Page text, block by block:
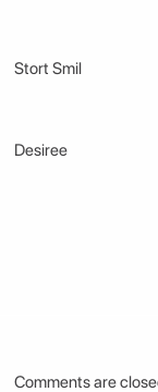
Stort Smil
Desiree
Comments are